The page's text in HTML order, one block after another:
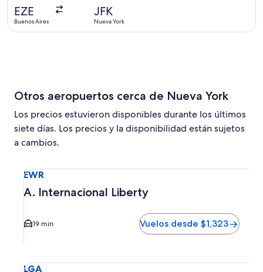
EZE
Buenos Aires
JFK
Nueva York
Otros aeropuertos cerca de Nueva York
Los precios estuvieron disponibles durante los últimos
siete días. Los precios y la disponibilidad están sujetos
a cambios.
EWR
A. Internacional Liberty
19 min Vuelos desde $1,323
LGA